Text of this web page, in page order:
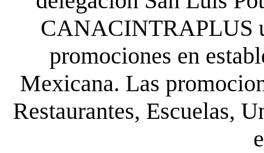
CANACINTRAPLUS
promociones en
Mexicana. Las
Restaurantes, Escuelas,